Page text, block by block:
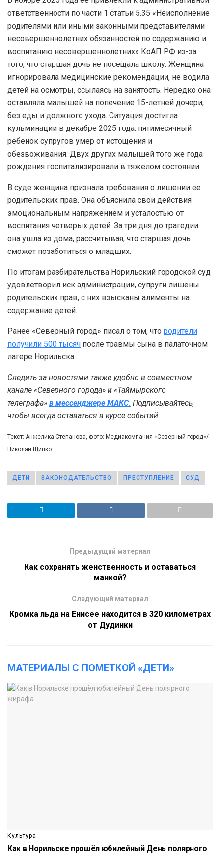
ответственности по части 1 статьи 5.35 «Неисполнение
родителями или иными законными представителями
несовершеннолетних обязанностей по содержанию и
воспитанию несовершеннолетних» КоАП РФ из-за
того, что старшая дочь не посещала школу. Женщина
игнорировала медицинские рекомендации, не водила
детей на осмотры, ссылаясь на занятость. Нередко она
оставляла малышей на попечение 15-летней дочери,
без еды и должного ухода. Ситуация достигла
кульминации в декабре 2025 года: пятимесячный
ребенок супругов умер от истощения и
обезвоживания. Двух других малышей того же года
рождения госпитализировали в тяжелом состоянии.
В суде женщина признала требования о лишении ее
родительских прав. Она объяснила свои действия
эмоциональным напряжением и усталостью от
воспитания четверых детей. За три дня до трагедии
она ушла из дома, рассчитывая, что старшая дочь
сможет позаботиться о младших.
По итогам разбирательства Норильский городской суд
удовлетворил иск администрации, супруги лишены
родительских прав, с них взысканы алименты на
содержание детей.
Ранее «Северный город» писал о том, что родители
получили 500 тысяч после травмы сына в палаточном
лагере Норильска.
Следить за новостями также удобно в совместном
канале «Северного города» и «Таймырского
телеграфа» в мессенджере MAКС. Подписывайтесь,
чтобы всегда оставаться в курсе событий.
Текст: Анжелика Степанова, фото: Медиакомпания «Северный город»/
Николай Щипко
ДЕТИ ЗАКОНОДАТЕЛЬСТВО ПРЕСТУПЛЕНИЕ СУД
Предыдущий материал
Как сохранять женственность и оставаться
манкой?
Следующий материал
Кромка льда на Енисее находится в 320 километрах
от Дудинки
МАТЕРИАЛЫ С ПОМЕТКОЙ «ДЕТИ»
Культура
Как в Норильске прошёл юбилейный День полярного